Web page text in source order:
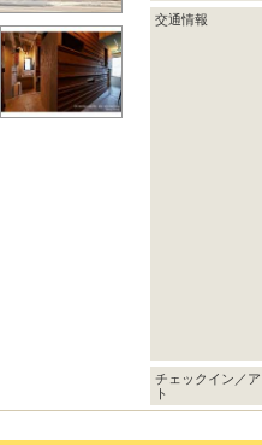
交通情報
チェックイン／
ト